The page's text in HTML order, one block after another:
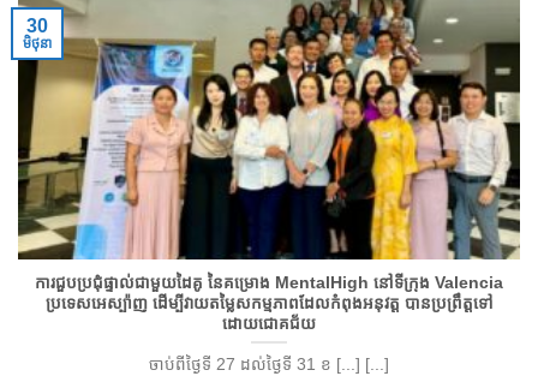
ការជួបប្រជុំផ្ទាល់ជាមួយដៃគូ នៃគម្រោង MentalHigh នៅទីក្រុង Valencia
ប្រទេសអេស្ប៉ាញ ដើម្បីវាយតម្លៃសកម្មភាពដែលកំពុងអនុវត្ត បានប្រព្រឹត្តទៅ
ដោយជោគជ័យ
ចាប់ពីថ្ងៃទី 27 ដល់ថ្ងៃទី 31 ខ [...] [...]
30
មិថុនា